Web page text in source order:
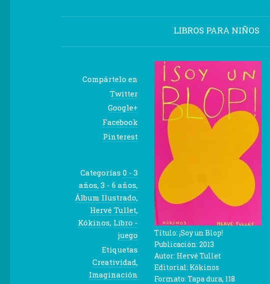
LIBROS PARA NIÑOS
Compártelo en
Twitter
Google+
Facebook
Pinterest
Título: ¡Soy un Blop!
Publicación: 2013
Autor: Hervé Tullet
Editorial: Kókinos
Formato: Tapa dura, 118
Categorías 0 - 3
años, 3 - 6 años,
Álbum Ilustrado,
Hervé Tullet,
Kókinos, Libro -
juego
Etiquetas
Creatividad,
Imaginación